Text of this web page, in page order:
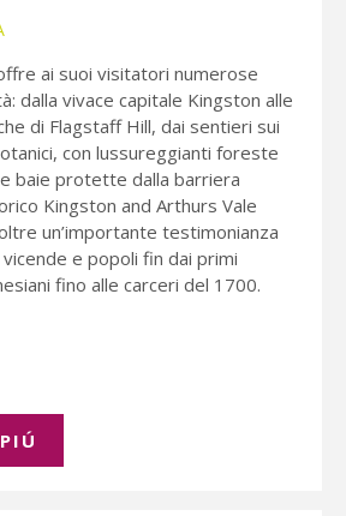
ai suoi visitatori numerose
dalla vivace capitale Kingston alle
di Flagstaff Hill, dai sentieri sui
con lussureggianti foreste
baie protette dalla barriera
Kingston and Arthurs Vale
un’importante testimonianza
e popoli fin dai primi
fino alle carceri del 1700.